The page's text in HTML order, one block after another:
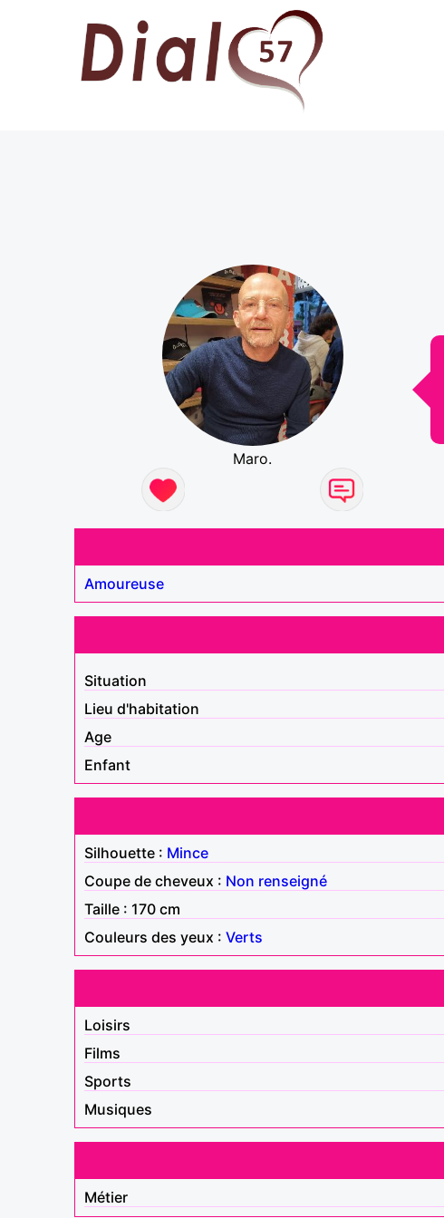
Maro.
Amoureuse
Situation
Lieu d'habitation
Age
Enfant
Silhouette : Mince
Coupe de cheveux : Non renseigné
Taille : 170 cm
Couleurs des yeux : Verts
Loisirs
Films
Sports
Musiques
Métier